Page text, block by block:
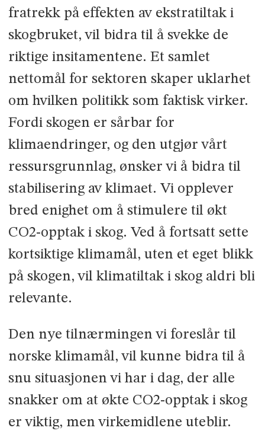
fratrekk på effekten av ekstratiltak i
skogbruket, vil bidra til å svekke de
riktige insitamentene. Et samlet
nettomål for sektoren skaper uklarhet
om hvilken politikk som faktisk virker.
Fordi skogen er sårbar for
klimaendringer, og den utgjør vårt
ressursgrunnlag, ønsker vi å bidra til
stabilisering av klimaet. Vi opplever
bred enighet om å stimulere til økt
CO2-opptak i skog. Ved å fortsatt sette
kortsiktige klimamål, uten et eget blikk
på skogen, vil klimatiltak i skog aldri bli
relevante.
Den nye tilnærmingen vi foreslår til
norske klimamål, vil kunne bidra til å
snu situasjonen vi har i dag, der alle
snakker om at økte CO2-opptak i skog
er viktig, men virkemidlene uteblir.